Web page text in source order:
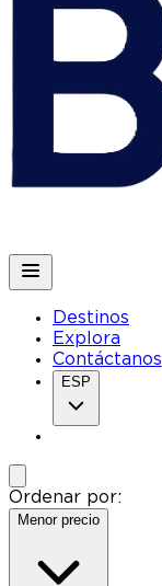
Destinos
Explora
Contáctanos
ESP
Ordenar por:
Menor precio